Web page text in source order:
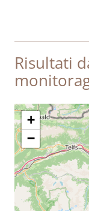
Risultati